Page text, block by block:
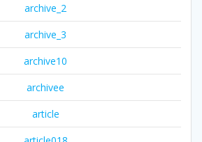
archive_2
archive_3
archive10
archivee
article